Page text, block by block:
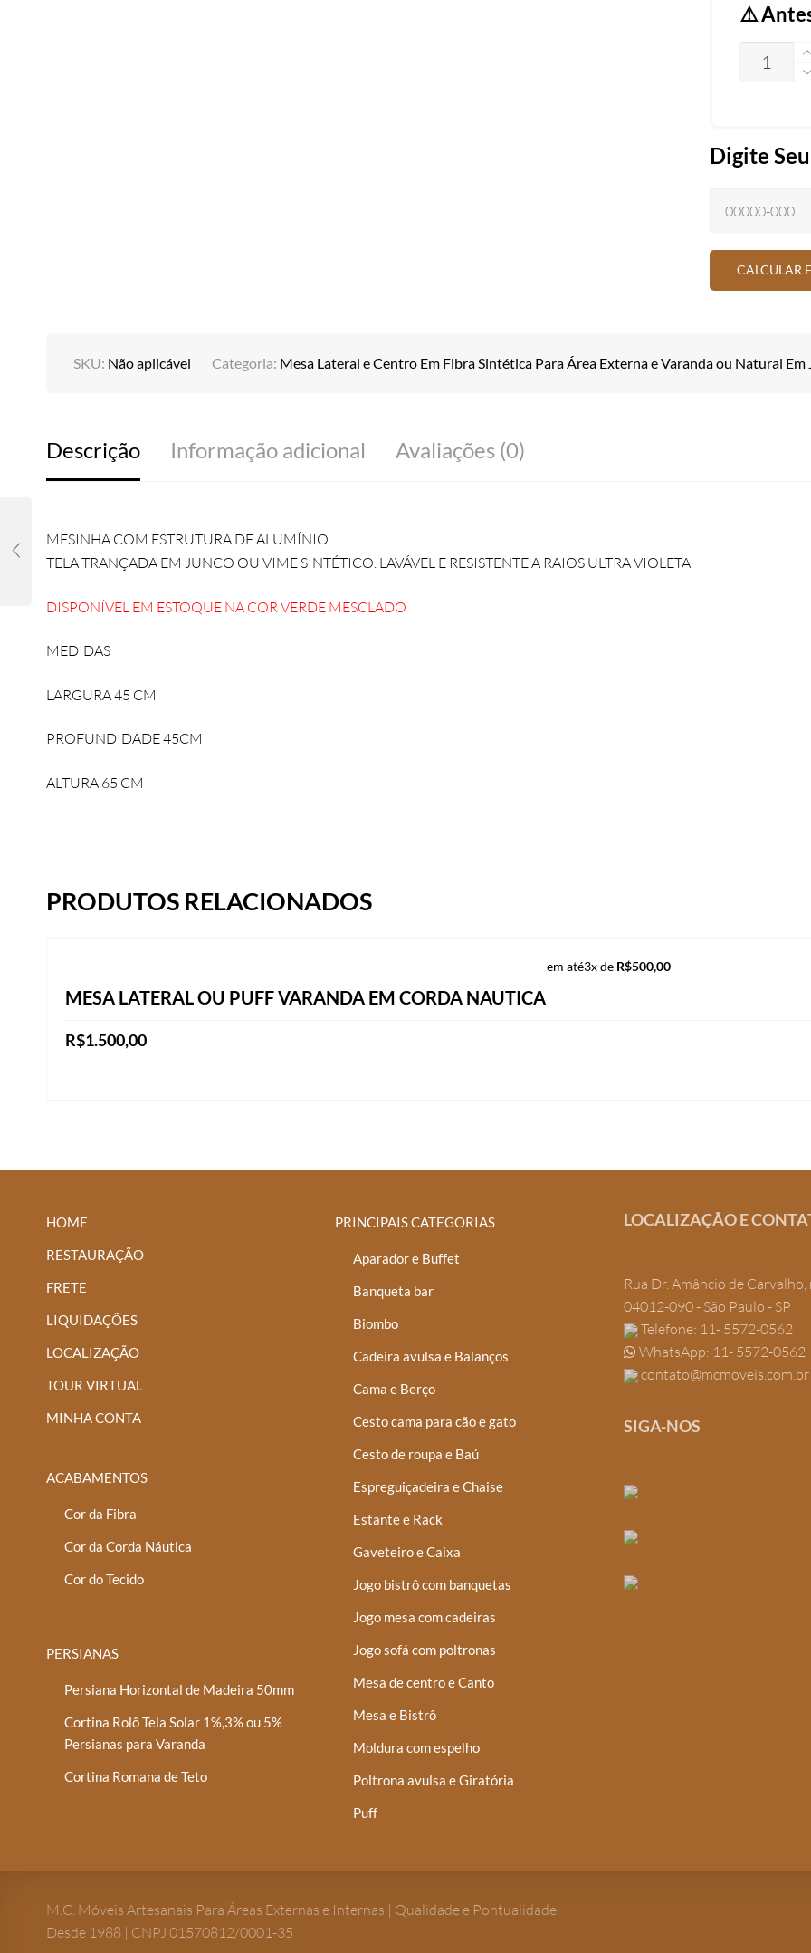
⚠️
Digite
SKU: Não aplicável Categoria: Mesa Lateral e Centro Em Fibra Sintética Para Área Externa e Varanda ou Natural
Descrição Informação adicional Avaliações (0)
MESINHA COM ESTRUTURA DE ALUMÍNIO
TELA TRANÇADA EM JUNCO OU VIME SINTÉTICO. LAVÁVEL E RESISTENTE A RAIOS ULTRA VIOLETA
DISPONÍVEL EM ESTOQUE NA COR VERDE MESCLADO
MEDIDAS
LARGURA 45 CM
PROFUNDIDADE 45CM
ALTURA 65 CM
PRODUTOS RELACIONADOS
em até3x de R$500,00
MESA LATERAL OU PUFF VARANDA EM CORDA NAUTICA
R$1.500,00
variantes.
HOME
RESTAURAÇÃO
FRETE
LIQUIDAÇÕES
LOCALIZAÇÃO
TOUR VIRTUAL
MINHA CONTA
ACABAMENTOS
Cor da Fibra
Cor da Corda Náutica
Cor do Tecido
PERSIANAS
Persiana Horizontal de Madeira 50mm
Cortina Rolô Tela Solar 1%,3% ou 5%
Persianas para Varanda
Cortina Romana de Teto
PRINCIPAIS CATEGORIAS
Aparador e Buffet
Banqueta bar
Biombo
Cadeira avulsa e Balanços
Cama e Berço
Cesto cama para cão e gato
Cesto de roupa e Baú
Espreguiçadeira e Chaise
Estante e Rack
Gaveteiro e Caixa
Jogo bistrô com banquetas
Jogo mesa com cadeiras
Jogo sofá com poltronas
Mesa de centro e Canto
Mesa e Bistrô
Moldura com espelho
Poltrona avulsa e Giratória
Puff
LOCALIZAÇÃO E
Rua Dr. Amâncio de Carvalho,
04012-090 - São Paulo - SP
Telefone: 11- 5572-0562
WhatsApp: 11- 5572-0562
contato@mcmoveis.com.br
SIGA-NOS
M.C. Móveis Artesanais Para Áreas Externas e Internas | Qualidade e Pontualidade
Desde 1988 | CNPJ 01570812/0001-35